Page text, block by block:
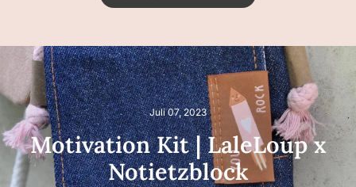
Juli 07, 2023
Motivation Kit | LaleLoup x
Notietzblock